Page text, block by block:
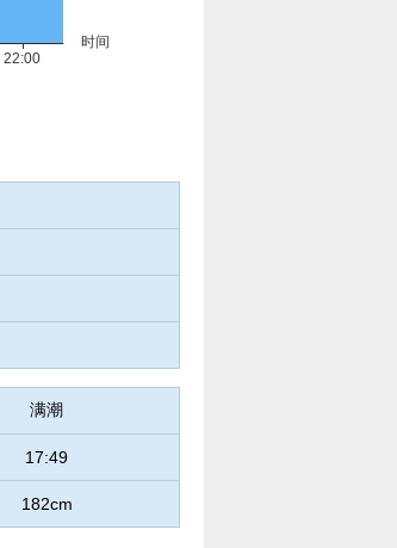
满潮
17:49
182cm